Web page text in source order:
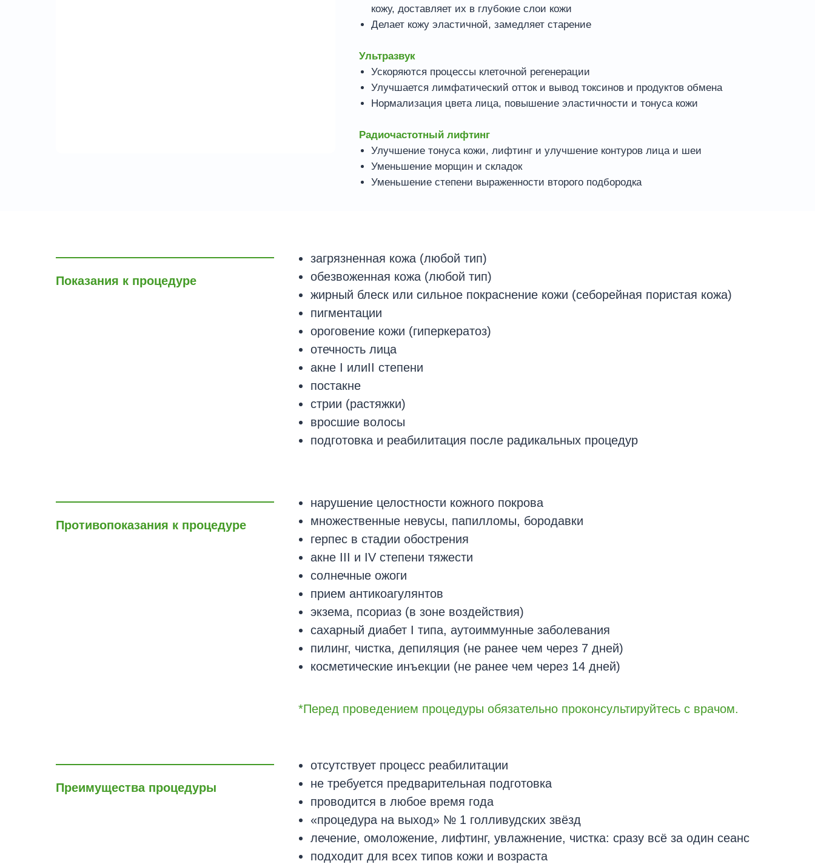
кожу, доставляет их в глубокие слои кожи
Делает кожу эластичной, замедляет старение
Ультразвук
Ускоряются процессы клеточной регенерации
Улучшается лимфатический отток и вывод токсинов и продуктов обмена
Нормализация цвета лица, повышение эластичности и тонуса кожи
Радиочастотный лифтинг
Улучшение тонуса кожи, лифтинг и улучшение контуров лица и шеи
Уменьшение морщин и складок
Уменьшение степени выраженности второго подбородка
Показания к процедуре
загрязненная кожа (любой тип)
обезвоженная кожа (любой тип)
жирный блеск или сильное покраснение кожи (себорейная пористая кожа)
пигментации
ороговение кожи (гиперкератоз)
отечность лица
акне I илиII степени
постакне
стрии (растяжки)
вросшие волосы
подготовка и реабилитация после радикальных процедур
Противопоказания к процедуре
нарушение целостности кожного покрова
множественные невусы, папилломы, бородавки
герпес в стадии обострения
акне III и IV степени тяжести
солнечные ожоги
прием антикоагулянтов
экзема, псориаз (в зоне воздействия)
сахарный диабет I типа, аутоиммунные заболевания
пилинг, чистка, депиляция (не ранее чем через 7 дней)
косметические инъекции (не ранее чем через 14 дней)
*Перед проведением процедуры обязательно проконсультируйтесь с врачом.
Преимущества процедуры
отсутствует процесс реабилитации
не требуется предварительная подготовка
проводится в любое время года
«процедура на выход» № 1 голливудских звёзд
лечение, омоложение, лифтинг, увлажнение, чистка: сразу всё за один сеанс
подходит для всех типов кожи и возраста